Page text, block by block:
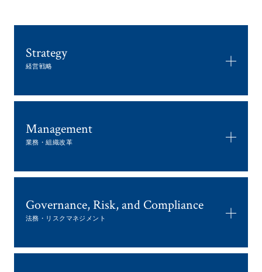
Strategy
経営戦略
Management
業務・組織改革
Governance, Risk, and Compliance
法務・リスクマネジメント